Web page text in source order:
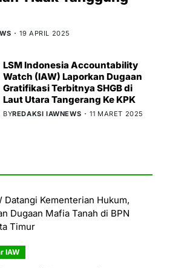
19 APRIL 2025
LSM Indonesia Accountability
Watch (IAW) Laporkan Dugaan
Gratifikasi Terbitnya SHGB di
Laut Utara Tangerang Ke KPK
BYREDAKSI IAWNEWS 11 MARET 2025
IAW